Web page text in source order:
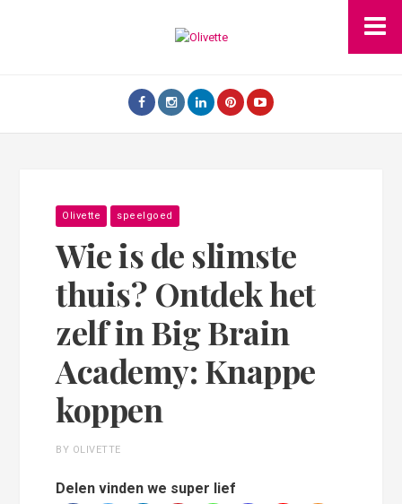
Olivette speelgoed
Wie is de slimste
thuis? Ontdek het
zelf in Big Brain
Academy: Knappe
koppen
BY OLIVETTE
Delen vinden we super lief